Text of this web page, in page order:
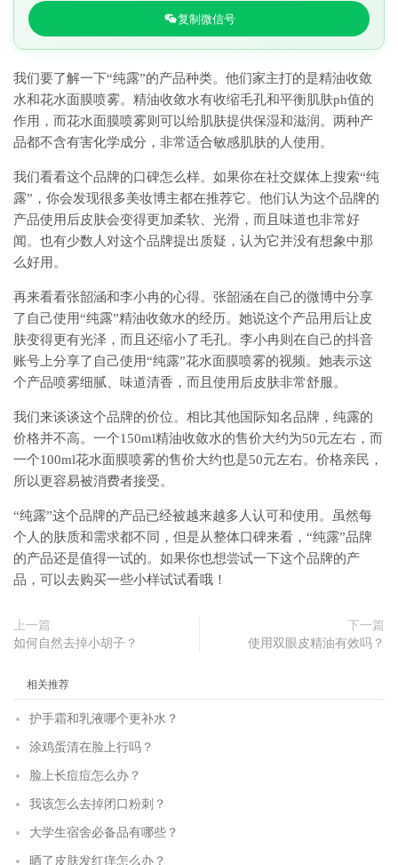
复制微信号
我们要了解一下“纯露”的产品种类。他们家主打的是精油收敛
水和花水面膜喷雾。精油收敛水有收缩毛孔和平衡肌肤ph值的
作用，而花水面膜喷雾则可以给肌肤提供保湿和滋润。两种产
品都不含有害化学成分，非常适合敏感肌肤的人使用。
我们看看这个品牌的口碑怎么样。如果你在社交媒体上搜索“纯
露”，你会发现很多美妆博主都在推荐它。他们认为这个品牌的
产品使用后皮肤会变得更加柔软、光滑，而且味道也非常好
闻。也有少数人对这个品牌提出质疑，认为它并没有想象中那
么好用。
再来看看张韶涵和李小冉的心得。张韶涵在自己的微博中分享
了自己使用“纯露”精油收敛水的经历。她说这个产品用后让皮
肤变得更有光泽，而且还缩小了毛孔。李小冉则在自己的抖音
账号上分享了自己使用“纯露”花水面膜喷雾的视频。她表示这
个产品喷雾细腻、味道清香，而且使用后皮肤非常舒服。
我们来谈谈这个品牌的价位。相比其他国际知名品牌，纯露的
价格并不高。一个150ml精油收敛水的售价大约为50元左右，而
一个100ml花水面膜喷雾的售价大约也是50元左右。价格亲民，
所以更容易被消费者接受。
“纯露”这个品牌的产品已经被越来越多人认可和使用。虽然每
个人的肤质和需求都不同，但是从整体口碑来看，“纯露”品牌
的产品还是值得一试的。如果你也想尝试一下这个品牌的产
品，可以去购买一些小样试试看哦！
上一篇
如何自然去掉小胡子？
下一篇
使用双眼皮精油有效吗？
相关推荐
护手霜和乳液哪个更补水？
涂鸡蛋清在脸上行吗？
脸上长痘痘怎么办？
我该怎么去掉闭口粉刺？
大学生宿舍必备品有哪些？
晒了皮肤发红痒怎么办？